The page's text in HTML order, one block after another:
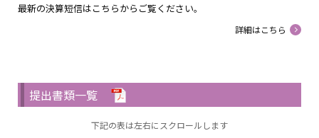
最新の決算短信はこちらからご覧ください。
詳細はこちら
提出書類一覧
下記の表は左右にスクロールします